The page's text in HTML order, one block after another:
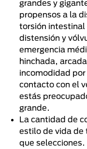
grandes y
propensos a la
torsión
distensión y
emergencia
hinchada,
incomodidad
contacto con el
estás
grande.
La cantidad de
estilo de vida de
que